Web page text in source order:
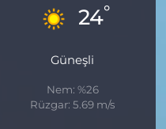
24°
Güneşli
Nem: %26
Rüzgar: 5.69 m/s